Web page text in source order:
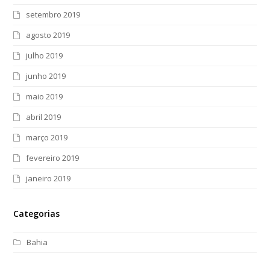
setembro 2019
agosto 2019
julho 2019
junho 2019
maio 2019
abril 2019
março 2019
fevereiro 2019
janeiro 2019
Categorias
Bahia